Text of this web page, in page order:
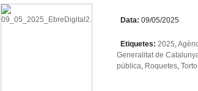
Data: 09/05/2025
Etiquetes: 2025,
Generalitat de
pública, Roquetes,